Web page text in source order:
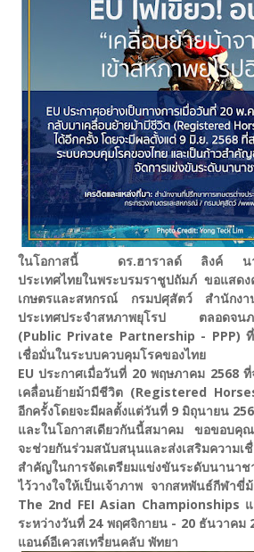
ในโอกาสนี้ ดร.ฮาราลด์ ลิงค์ นาย
ประเทศไทยในพระบรมราชูปถัมภ์ ขอแสด
เกษตรและสหกรณ์ กรมปศุสัตว์ สำนักงาน
ประเทศประจำสหภาพยุโรป ตลอดจนภ
(Public Private Partnership - PPP) ที่
เชื่อมั่นในระบบควบคุมโรคของไทย
EU ประกาศเมื่อวันที่ 20 พฤษภาคม 2568
เคลื่อนย้ายม้ามีชีวิต (Registered
อีกครั้งโดยจะมีผลตั้งแต่วันที่ 9 มิถุนายน
และในโอกาสเดียวกันนี้สมาคม ขอขอบ
จะช่วยกันร่วมสนับสนุนและส่งเสริมความ
สำคัญในการจัดเตรียมแข่งขันระดับนานาช
ไว้วางใจให้เป็นเจ้าภาพ จากสหพันธ์กีฬา
The 2nd FEI Asian Championships แ
ระหว่างวันที่ 24 พฤศจิกายน - 20 ธันวาคม
แอนด์อีเควสเทรี่ยนคลับ พัทยา